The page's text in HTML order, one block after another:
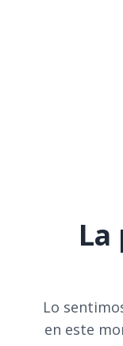
Lo
en este